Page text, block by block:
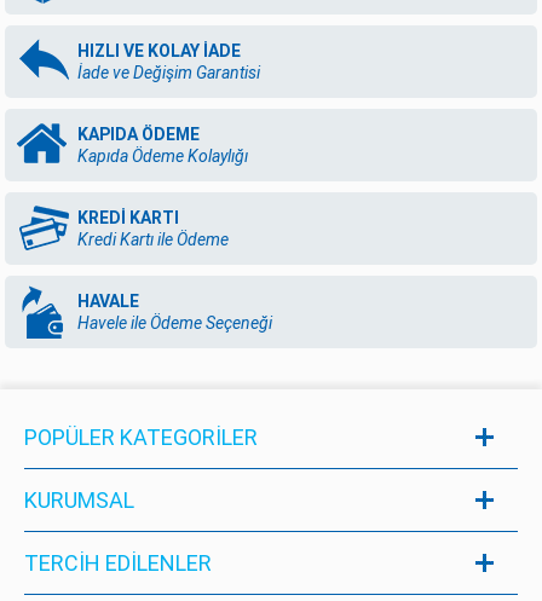
HIZLI VE KOLAY İADE
İade ve Değişim Garantisi
KAPIDA ÖDEME
Kapıda Ödeme Kolaylığı
KREDİ KARTI
Kredi Kartı ile Ödeme
HAVALE
Havele ile Ödeme Seçeneği
POPÜLER KATEGORILER
KURUMSAL
TERCİH EDİLENLER